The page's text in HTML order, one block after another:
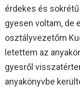
érdekes és
gyesen voltam, de
osztályvezetőm
letettem az
gyesről
anyakönyvbe